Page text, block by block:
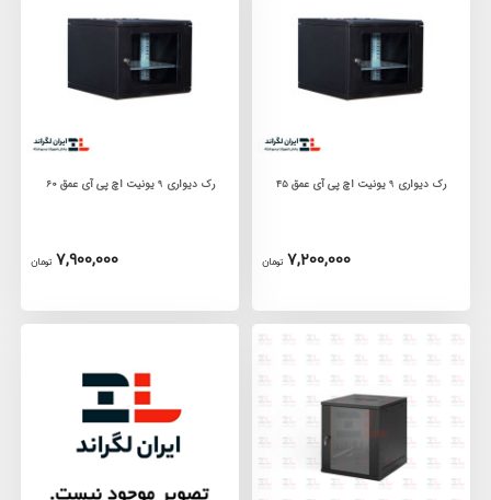
رک دیواری 9 یونیت اچ پی آی عمق 45
7,200,000 تومان
رک دیواری 9 یونیت اچ پی آی عمق 60
7,900,000 تومان